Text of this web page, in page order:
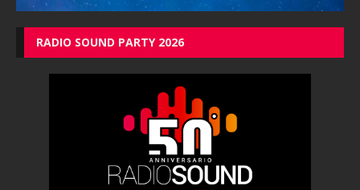
RADIO SOUND PARTY 2026